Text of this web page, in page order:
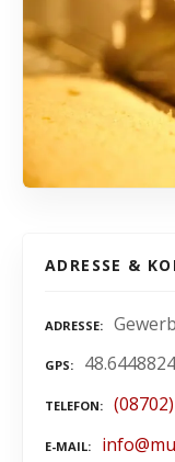
ADRESSE &
ADRESSE
GPS
TELEFON
E-MAIL